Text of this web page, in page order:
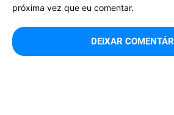
próxima vez que eu comentar.